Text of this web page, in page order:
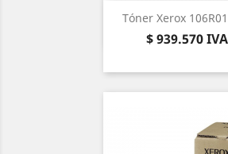
Tóner Xerox
Precio
$ 939.570
Vista